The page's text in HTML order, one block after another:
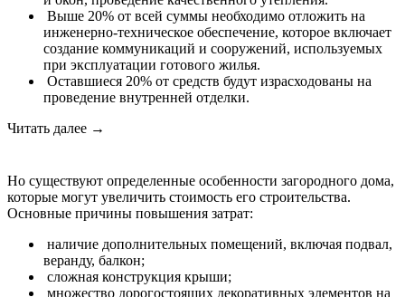
Выше 20% от всей суммы необходимо отложить на
инженерно-техническое обеспечение, которое включает
создание коммуникаций и сооружений, используемых
при эксплуатации готового жилья.
Оставшиеся 20% от средств будут израсходованы на
проведение внутренней отделки.
Читать далее →
Но существуют определенные особенности загородного дома,
которые могут увеличить стоимость его строительства.
Основные причины повышения затрат:
наличие дополнительных помещений, включая подвал,
веранду, балкон;
сложная конструкция крыши;
множество дорогостоящих декоративных элементов на